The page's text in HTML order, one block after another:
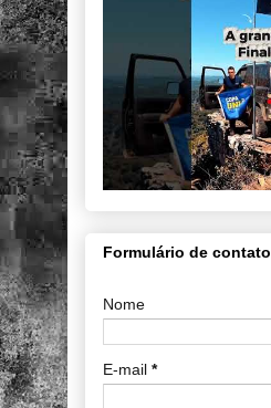
Formulário de contato
Nome
E-mail *